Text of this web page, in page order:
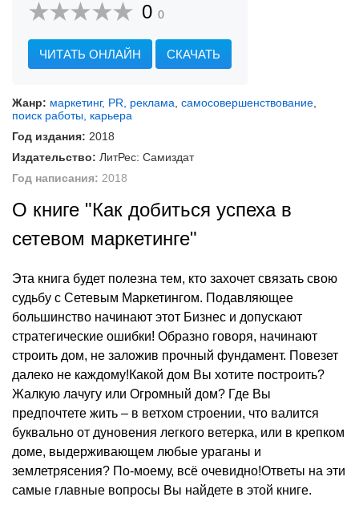
0 0
ЧИТАТЬ ОНЛАЙН СКАЧАТЬ
Жанр: маркетинг, PR, реклама, самосовершенствование,
поиск работы, карьера
Год издания: 2018
Издательство: ЛитРес: Самиздат
Год написания: 2018
О книге "Как добиться успеха в
сетевом маркетинге"
Эта книга будет полезна тем, кто захочет связать свою
судьбу с Сетевым Маркетингом. Подавляющее
большинство начинают этот Бизнес и допускают
стратегические ошибки! Образно говоря, начинают
строить дом, не заложив прочный фундамент. Повезет
далеко не каждому!Какой дом Вы хотите построить?
Жалкую лачугу или Огромный дом? Где Вы
предпочтете жить – в ветхом строении, что валится
буквально от дуновения легкого ветерка, или в крепком
доме, выдерживающем любые ураганы и
землетрясения? По-моему, всё очевидно!Ответы на эти
самые главные вопросы Вы найдете в этой книге.